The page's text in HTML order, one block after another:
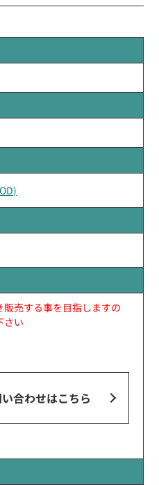
売する事を目指しますの
さい
合わせはこちら